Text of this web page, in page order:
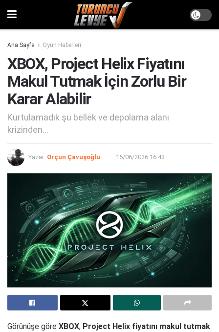
Ana Sayfa Oyun Haberleri
XBOX, Project Helix Fiyatını
Makul Tutmak İçin Zorlu Bir
Karar Alabilir
Kurtulamadık şu bellek ve depolama alanı
krizinden...
Yazar: Orçun Çavuşoğlu 15/06/2026 16:43
Görünüşe göre XBOX, Project Helix fiyatını makul tutmak